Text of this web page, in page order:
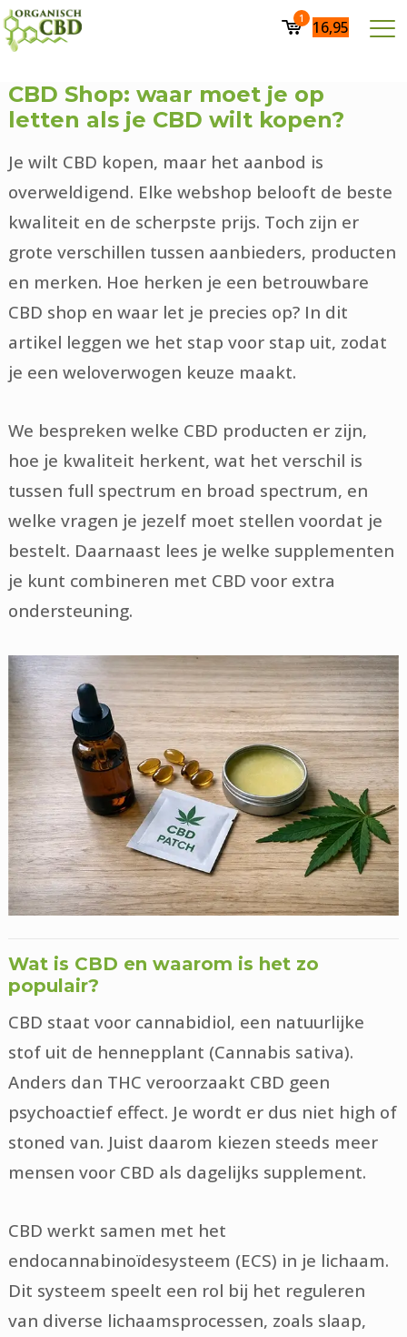
1 16,95
CBD Shop: waar moet je op
letten als je CBD wilt kopen?
Je wilt CBD kopen, maar het aanbod is
overweldigend. Elke webshop belooft de beste
kwaliteit en de scherpste prijs. Toch zijn er
grote verschillen tussen aanbieders, producten
en merken. Hoe herken je een betrouwbare
CBD shop en waar let je precies op? In dit
artikel leggen we het stap voor stap uit, zodat
je een weloverwogen keuze maakt.
We bespreken welke CBD producten er zijn,
hoe je kwaliteit herkent, wat het verschil is
tussen full spectrum en broad spectrum, en
welke vragen je jezelf moet stellen voordat je
bestelt. Daarnaast lees je welke supplementen
je kunt combineren met CBD voor extra
ondersteuning.
Wat is CBD en waarom is het zo
populair?
CBD staat voor cannabidiol, een natuurlijke
stof uit de hennepplant (Cannabis sativa).
Anders dan THC veroorzaakt CBD geen
psychoactief effect. Je wordt er dus niet high of
stoned van. Juist daarom kiezen steeds meer
mensen voor CBD als dagelijks supplement.
CBD werkt samen met het
endocannabinoïdesysteem (ECS) in je lichaam.
Dit systeem speelt een rol bij het reguleren
van diverse lichaamsprocessen, zoals slaap,